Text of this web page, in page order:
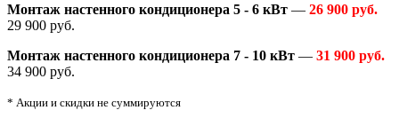
Монтаж настенного кондиционера 5 - 6 кВт — 26 900 руб.
29 900 руб.
Монтаж настенного кондиционера 7 - 10 кВт — 31 900 руб.
34 900 руб.
* Акции и скидки не суммируются